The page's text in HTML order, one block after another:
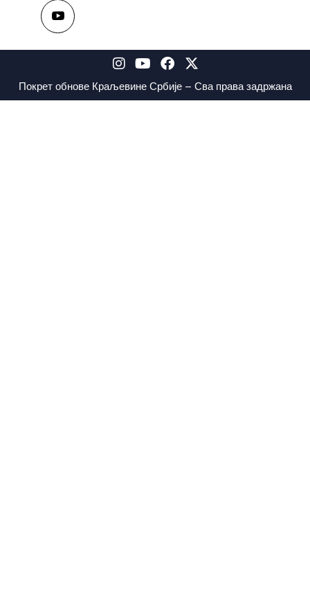
Покрет обнове Краљевине Србије – Сва права задржана